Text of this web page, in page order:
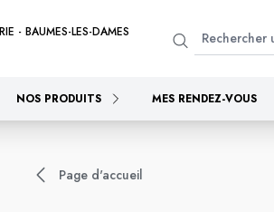
- BAUMES-LES-DAMES
NOS PRODUITS MES RENDEZ-VOUS
Page d'accueil